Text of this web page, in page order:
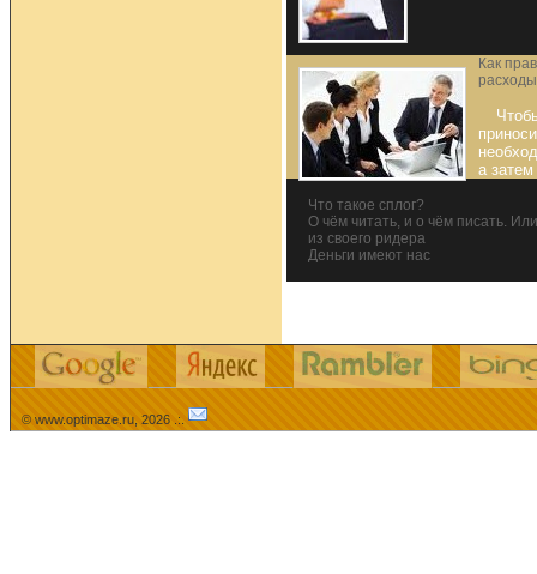
Как
а затем
Что такое сплог?
О чём читать, и о чём писать.
из своего ридера
Деньги имеют нас
© www.optimaze.ru, 2026 .:.